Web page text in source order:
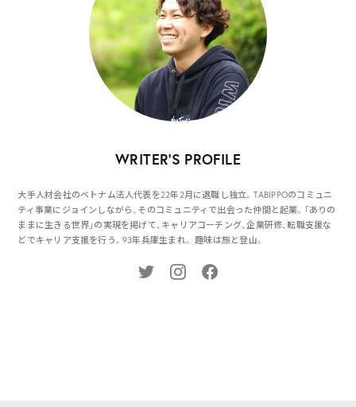
WRITER’S PROFILE
大手人材会社のベトナム法人代表を22年2月に退職し独立。TABIPPOのコミュニ
ティ事業にジョインしながら、そのコミュニティで出会った仲間と起業。「ありの
ままに生きる世界」の実現を掲げて、キャリアコーチング、企業研修、転職支援な
どでキャリア支援を行う。93年兵庫生まれ。 趣味は旅と登山。